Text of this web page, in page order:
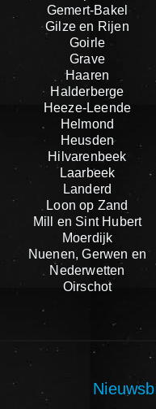
Gemert-Bakel
Gilze en Rijen
Goirle
Grave
Haaren
Halderberge
Heeze-Leende
Helmond
Heusden
Hilvarenbeek
Laarbeek
Landerd
Loon op Zand
Mill en Sint Hubert
Moerdijk
Nuenen, Gerwen en
Nederwetten
Oirschot